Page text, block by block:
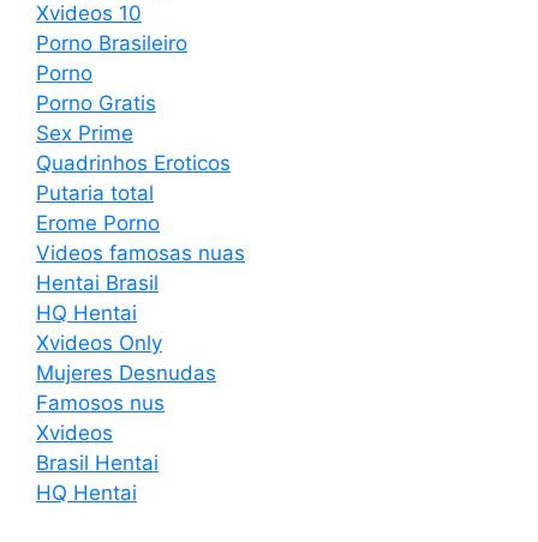
Xvideos 10
Porno Brasileiro
Porno
Porno Gratis
Sex Prime
Quadrinhos Eroticos
Putaria total
Erome Porno
Videos famosas nuas
Hentai Brasil
HQ Hentai
Xvideos Only
Mujeres Desnudas
Famosos nus
Xvideos
Brasil Hentai
HQ Hentai